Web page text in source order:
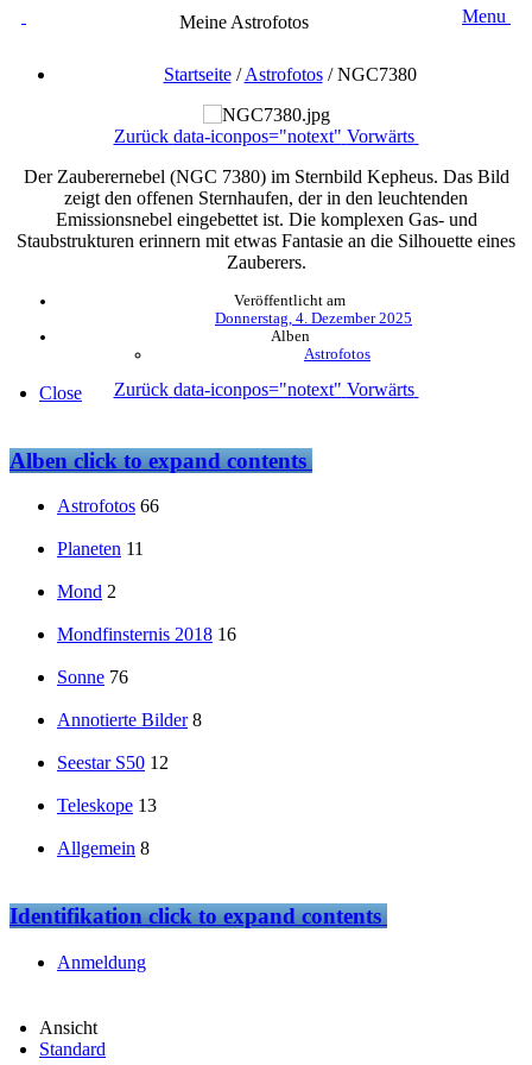
Meine Astrofotos Menu
Startseite/Astrofotos/NGC7380
Zurück data-iconpos="notext" Vorwärts
Der Zauberernebel (NGC 7380) im Sternbild Kepheus. Das Bild
zeigt den offenen Sternhaufen, der in den leuchtenden
Emissionsnebel eingebettet ist. Die komplexen Gas- und
Staubstrukturen erinnern mit etwas Fantasie an die Silhouette eines
Zauberers.
Veröffentlicht am
Donnerstag, 4. Dezember 2025
Alben
Astrofotos
Zurück data-iconpos="notext" Vorwärts
Close
Albenclick to expand contents
Astrofotos 66
Planeten 11
Mond 2
Mondfinsternis 2018 16
Sonne 76
Annotierte Bilder 8
Seestar S50 12
Teleskope 13
Allgemein 8
Identifikationclick to expand contents
Anmeldung
Ansicht
Standard